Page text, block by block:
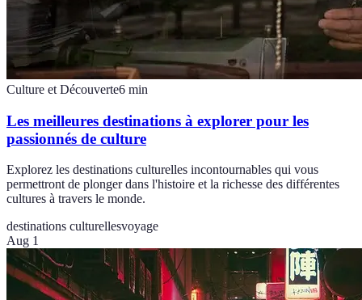
Culture et Découverte6 min
Les meilleures destinations à explorer pour les
passionnés de culture
Explorez les destinations culturelles incontournables qui vous
permettront de plonger dans l'histoire et la richesse des différentes
cultures à travers le monde.
destinations culturellesvoyage
Aug 1